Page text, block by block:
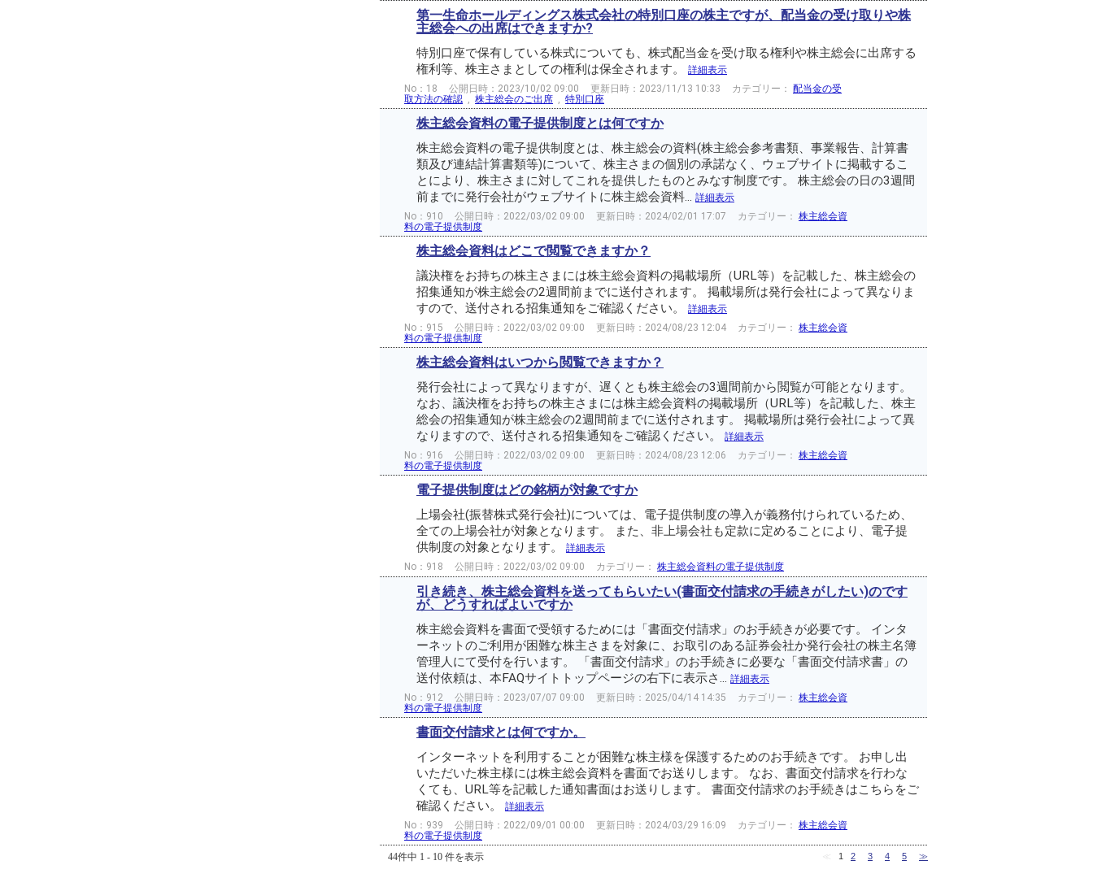
第一生命ホールディングス株式会社の特別口座の株主ですが、配当金の受け取りや株
主総会への出席はできますか?
特別口座で保有している株式についても、株式配当金を受け取る権利や株主総会に出席する
権利等、株主さまとしての権利は保全されます。
詳細表示
No：18
公開日時：2023/10/02 09:00 更新日時：2023/11/13 10:33 カテゴリー： 配当金の受
取方法の確認 , 株主総会のご出席 , 特別口座
株主総会資料の電子提供制度とは何ですか
株主総会資料の電子提供制度とは、株主総会の資料(株主総会参考書類、事業報告、計算書
類及び連結計算書類等)について、株主さまの個別の承諾なく、ウェブサイトに掲載するこ
とにより、株主さまに対してこれを提供したものとみなす制度です。 株主総会の日の3週間
前までに発行会社がウェブサイトに株主総会資料... 詳細表示
No：910
公開日時：2022/03/02 09:00 更新日時：2024/02/01 17:07 カテゴリー： 株主総会資
料の電子提供制度
株主総会資料はどこで閲覧できますか？
議決権をお持ちの株主さまには株主総会資料の掲載場所（URL等）を記載した、株主総会の
招集通知が株主総会の2週間前までに送付されます。 掲載場所は発行会社によって異なりま
すので、送付される招集通知をご確認ください。
詳細表示
No：915
公開日時：2022/03/02 09:00 更新日時：2024/08/23 12:04 カテゴリー： 株主総会資
料の電子提供制度
株主総会資料はいつから閲覧できますか？
発行会社によって異なりますが、遅くとも株主総会の3週間前から閲覧が可能となります。
なお、議決権をお持ちの株主さまには株主総会資料の掲載場所（URL等）を記載した、株主
総会の招集通知が株主総会の2週間前までに送付されます。 掲載場所は発行会社によって異
なりますので、送付される招集通知をご確認ください。
詳細表示
No：916
公開日時：2022/03/02 09:00 更新日時：2024/08/23 12:06 カテゴリー： 株主総会資
料の電子提供制度
電子提供制度はどの銘柄が対象ですか
上場会社(振替株式発行会社)については、電子提供制度の導入が義務付けられているため、
全ての上場会社が対象となります。 また、非上場会社も定款に定めることにより、電子提
供制度の対象となります。
詳細表示
No：918
公開日時：2022/03/02 09:00 カテゴリー： 株主総会資料の電子提供制度
引き続き、株主総会資料を送ってもらいたい(書面交付請求の手続きがしたい)のです
が、どうすればよいですか
株主総会資料を書面で受領するためには「書面交付請求」のお手続きが必要です。 インタ
ーネットのご利用が困難な株主さまを対象に、お取引のある証券会社か発行会社の株主名簿
管理人にて受付を行います。 「書面交付請求」のお手続きに必要な「書面交付請求書」の
送付依頼は、本FAQサイトトップページの右下に表示さ... 詳細表示
No：912
公開日時：2023/07/07 09:00 更新日時：2025/04/14 14:35 カテゴリー： 株主総会資
料の電子提供制度
書面交付請求とは何ですか。
インターネットを利用することが困難な株主様を保護するためのお手続きです。 お申し出
いただいた株主様には株主総会資料を書面でお送りします。 なお、書面交付請求を行わな
くても、URL等を記載した通知書面はお送りします。 書面交付請求のお手続きはこちらをご
確認ください。
詳細表示
No：939
公開日時：2022/09/01 00:00 更新日時：2024/03/29 16:09 カテゴリー： 株主総会資
料の電子提供制度
44件中 1 - 10 件を表示
1 2 3 4 5 ≫